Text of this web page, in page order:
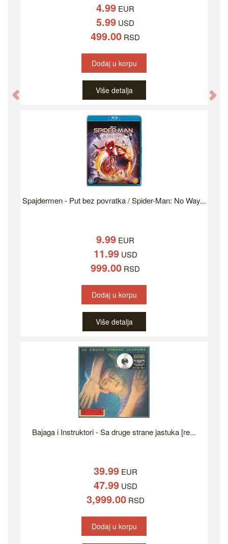
4.99 EUR
5.99 USD
499.00 RSD
Dodaj u korpu
Više detalja
Spajdermen - Put bez povratka / Spider-Man: No Way...
9.99 EUR
11.99USD
999.00 RSD
Dodaj u korpu
Više detalja
Bajaga i Instruktori - Sa druge strane jastuka [re...
39.99EUR
47.99USD
3,999.00RSD
Dodaj u korpu